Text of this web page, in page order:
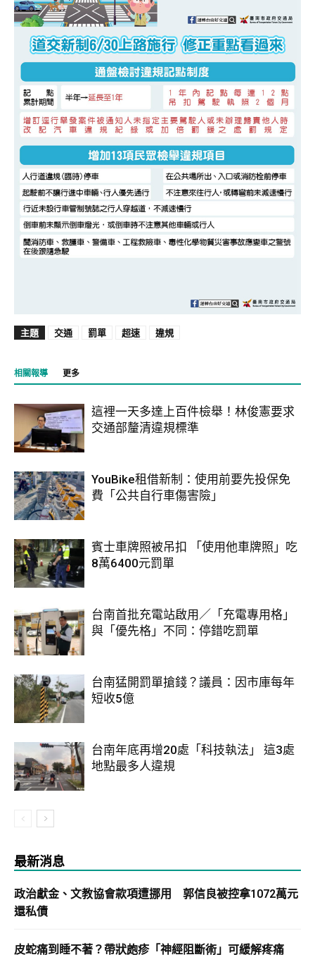
主題 交通 罰單 超速 違規
相關報導 更多
這裡一天多達上百件檢舉！林俊憲要求
交通部釐清違規標準
YouBike租借新制：使用前要先投保免
費「公共自行車傷害險」
賓士車牌照被吊扣 「使用他車牌照」吃
8萬6400元罰單
台南首批充電站啟用／「充電專用格」
與「優先格」不同：停錯吃罰單
台南猛開罰單搶錢？議員：因市庫每年
短收5億
台南年底再增20處「科技執法」 這3處
地點最多人違規
最新消息
政治獻金、文教協會款項遭挪用 郭信良被控拿1072萬元
還私債
皮蛇痛到睡不著？帶狀皰疹「神經阻斷術」可緩解疼痛